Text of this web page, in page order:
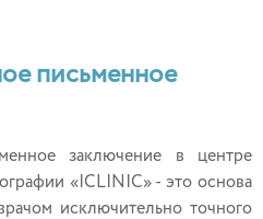
письменное
заключение в центре
«ICLINIC» - это основа
исключительно точного